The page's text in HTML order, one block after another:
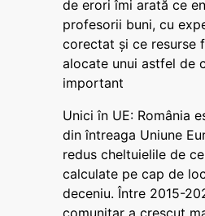
de erori îmi arată ce
profesorii buni, cu
corectat și ce resurse
alocate unui astfel de
important
Unici în UE: România
din întreaga Uniune
redus cheltuielile de
calculate pe cap de
deceniu. Între 2015-
comunitar a crescut